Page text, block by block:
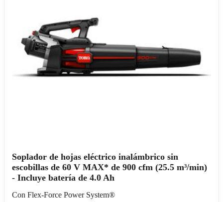
Soplador de hojas eléctrico inalámbrico sin
escobillas de 60 V MAX* de 900 cfm (25.5 m³/min)
- Incluye batería de 4.0 Ah
Con Flex-Force Power System®